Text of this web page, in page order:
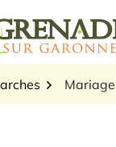
Logo
Mariage